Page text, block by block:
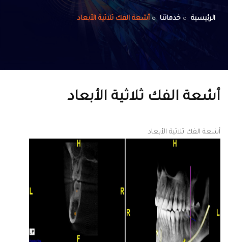
الرئيسية خدماتنا أشعة الفك ثلاثية الأبعاد
أشعة الفك ثلاثية الأبعاد
أشعة الفك ثلاثية الأبعاد